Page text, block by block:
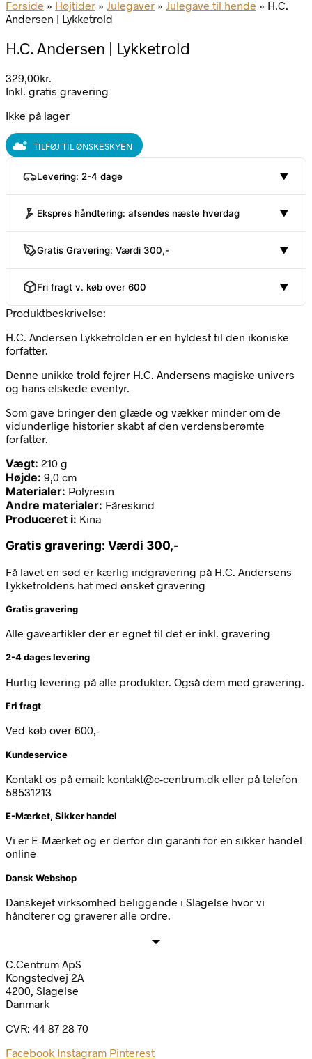
Forside » Højtider » Julegaver » Julegave til hende » H.C.
Andersen | Lykketrold
H.C. Andersen | Lykketrold
329,00kr.
Inkl. gratis gravering
Ikke på lager
TILFØJ TIL ØNSKESKYEN
Levering: 2-4 dage ▼
Ekspres håndtering: afsendes næste hverdag ▼
Gratis Gravering: Værdi 300,- ▼
Fri fragt v. køb over 600 ▼
Produktbeskrivelse:
H.C. Andersen Lykketrolden er en hyldest til den ikoniske
forfatter.
Denne unikke trold fejrer H.C. Andersens magiske univers
og hans elskede eventyr.
Som gave bringer den glæde og vækker minder om de
vidunderlige historier skabt af den verdensberømte
forfatter.
Vægt: 210 g
Højde: 9,0 cm
Materialer: Polyresin
Andre materialer: Fåreskind
Produceret i: Kina
Gratis gravering: Værdi 300,-
Få lavet en sød er kærlig indgravering på H.C. Andersens
Lykketroldens hat med ønsket gravering
Gratis gravering
Alle gaveartikler der er egnet til det er inkl. gravering
2-4 dages levering
Hurtig levering på alle produkter. Også dem med gravering.
Fri fragt
Ved køb over 600,-
Kundeservice
Kontakt os på email: kontakt@c-centrum.dk eller på telefon
58531213
E-Mærket, Sikker handel
Vi er E-Mærket og er derfor din garanti for en sikker handel
online
Dansk Webshop
Danskejet virksomhed beliggende i Slagelse hvor vi
håndterer og graverer alle ordre.
C.Centrum ApS
Kongstedvej 2A
4200, Slagelse
Danmark
CVR: 44 87 28 70
Facebook Instagram Pinterest